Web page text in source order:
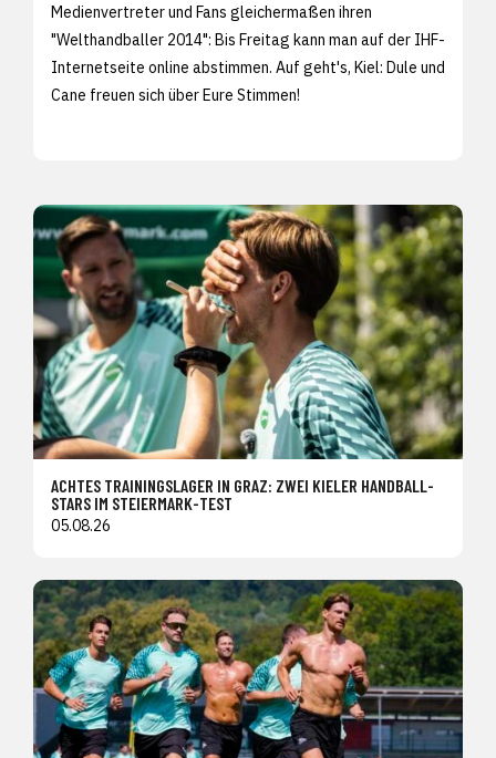
Medienvertreter und Fans gleichermaßen ihren
"Welthandballer 2014": Bis Freitag kann man auf der IHF-
Internetseite online abstimmen. Auf geht's, Kiel: Dule und
Cane freuen sich über Eure Stimmen!
ACHTES TRAININGSLAGER IN GRAZ: ZWEI KIELER HANDBALL-
STARS IM STEIERMARK-TEST
05.08.26